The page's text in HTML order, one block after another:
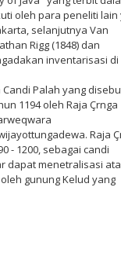
oleh para peneliti lain
selanjutnya Van
Rigg (1848) dan
inventarisasi di
Palah yang
1194 oleh Raja Çrnga
Raja
- 1200, sebagai candi
dapat menetralisasi
gunung Kelud yang